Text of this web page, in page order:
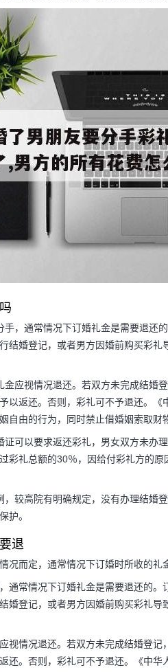
手，通常情况下订婚礼金是需要退还
结婚登记，或者男方因婚前购买彩
金应视情况退还。若双方未完成结婚
以返还。否则，彩礼可不予退还。
自由的行为，同时禁止借婚姻索取财
可以要求返还彩礼，男女双方未办
彩礼总额的30％，因给付彩礼方的
较高院有明确规定，没有办理结婚
护。
退
况而定，通常情况下订婚时所收的礼
通常情况下订婚礼金是需要退还的
婚登记，或者男方因婚前购买彩礼
视情况退还。若双方未完成结婚登
还。否则，彩礼可不予退还。《中
婚证，但是没有在
识别二维码阅读